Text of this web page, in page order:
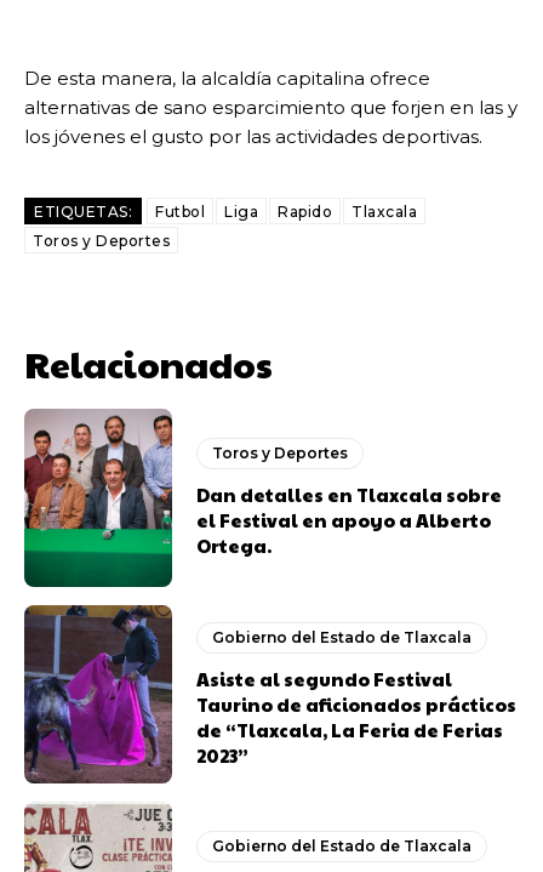
De esta manera, la alcaldía capitalina ofrece
alternativas de sano esparcimiento que forjen en las y
los jóvenes el gusto por las actividades deportivas.
ETIQUETAS: Futbol Liga Rapido
Tlaxcala
Toros y Deportes
Relacionados
Toros y Deportes
Dan detalles en Tlaxcala sobre
el Festival en apoyo a Alberto
Ortega.
Gobierno del Estado de Tlaxcala
Asiste al segundo Festival
Taurino de aficionados prácticos
de “Tlaxcala, La Feria de Ferias
2023”
Gobierno del Estado de Tlaxcala